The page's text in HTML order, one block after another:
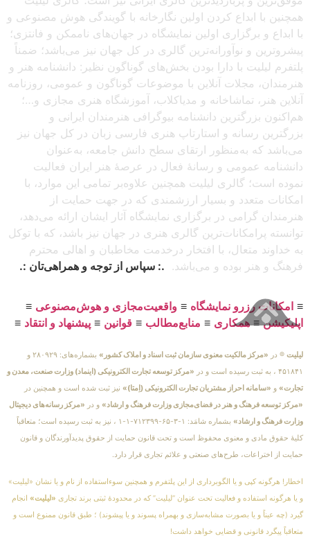
همچنین با ابداع کردن اولین نگارخانه با گویندگی هوش مصنوعی و
با ابداع و برگزاری اولین نمایشگاه در جهان‌های ناممکن و فانتزی؛
پیشروترین و نوآورانه‌ترین گالری در کل جهان نیز می‌باشد؛ ضمناً
پلتفرم لیلیت با دارا بودن بخش‌های گوناگون نظیر: دانشنامه هنر و
هنرمندان، مجلات آنلاین با موضوعات گوناگون و عمومی، روزنامه
آنلاین هنر، تماشاخانه و مدیاکلاب، آموزشگاه هنری مجازی و…؛
هم‌اکنون بزرگترین دانشنامه بیوگرافی هنرمندان ایرانی و
بزرگترین رسانه و استارتاپ هنری فارسی زبان در کل جهان نیز
می‌باشد که به‌منظور ارتقای سطح دانش جامعه، به‌عنوان
دانشنامه عمومی و رسانهٔ فعال در عرصهٔ هنر ایران فعالیت
نموده است؛ گالری لیلیت همچنین علاوه‌بر تمامی این موارد، با
امکانات متعدد و بسیار ارزشمندی که در جهت حمایت از
هنرمندان گرامی در برگزاری نمایشگاه آثار ایشان ارائه می‌دهد،
توانسته پرامکانات‌ترین گالری هنری در جهان نیز باشد، که با توکل
به خداوند متعال، با افتخار درخدمت مخاطبان و اهالی محترم
فرهنگ و هنر بوده و می‌باشد. .: سپاس از توجه و همراهی‌تان :.
≡ امکانات رزرو نمایشگاه ≡ واقعیت‌مجازی و هوش‌مصنوعی ≡
اپلیکیشن≡همکاری ≡ منابع‌مطالب ≡ قوانین ≡ پیشنهاد و انتقاد ≡
لیلیت ® در «مرکز مالکیت معنوی سازمان ثبت اسناد و املاک کشور»
بشماره‌های: ۲۸۰۹۲۹ و
۴۵۱۸۴۱ ، به ثبت رسیده است و در
«مرکز توسعه تجارت الکترونیکی (اینماد) وزارت صنعت، معدن و
تجارت» و «سامانه احراز مشتریان تجارت الکترونیکی (اِمتا)» نیز ثبت شده است و همچنین در
«مرکز توسعه فرهنگ و هنر در فضای‌مجازی وزارت فرهنگ و ارشاد» و در «مرکز رسانه‌های دیجیتال
وزارت فرهنگ و ارشاد»
بشماره شامَد: ۱-۳-۶۵-۷۱۲۳۹۹-۱-۱ ، نیز به ثبت رسیده است؛ متعاقباً
کلیهٔ حقوق مادی و معنوی محفوظ است و تحت قانون حمایت از حقوق پدیدآورندگان و قانون
حمایت از اختراعات، طرح‌های صنعتی و علائم تجاری قرار دارد.
اخطار! هرگونه کپی و یا الگوبرداری از این پلتفرم و همچنین سوءاستفاده از نام و یا نشان «لیلیت»
و یا هرگونه استفاده و فعالیت تحت عنوان “لیلیت” که در محدودهٔ ثبتی برند تجاری «لیلیت» انجام
گیرد (چه عیناً و یا بصورت مشابه‌سازی و بهمراه پسوند و یا پیشوند) ؛ طبق قانون ممنوع است و
متعاقباً پیگرد قانونی و قضایی خواهد داشت!